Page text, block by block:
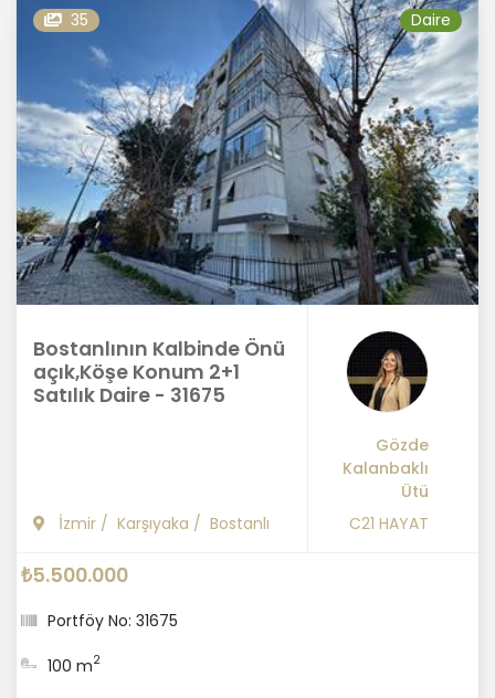
35 Daire
Bostanlının Kalbinde Önü
açık,Köşe Konum 2+1
Satılık Daire - 31675
İzmir / Karşıyaka / Bostanlı
Gözde
Kalanbaklı
Ütü
C21 HAYAT
₺5.500.000
Portföy No: 31675
100 m2